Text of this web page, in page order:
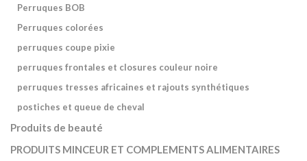
Perruques BOB
Perruques colorées
perruques coupe pixie
perruques frontales et closures couleur noire
perruques tresses africaines et rajouts synthétiques
postiches et queue de cheval
Produits de beauté
PRODUITS MINCEUR ET COMPLEMENTS ALIMENTAIRES